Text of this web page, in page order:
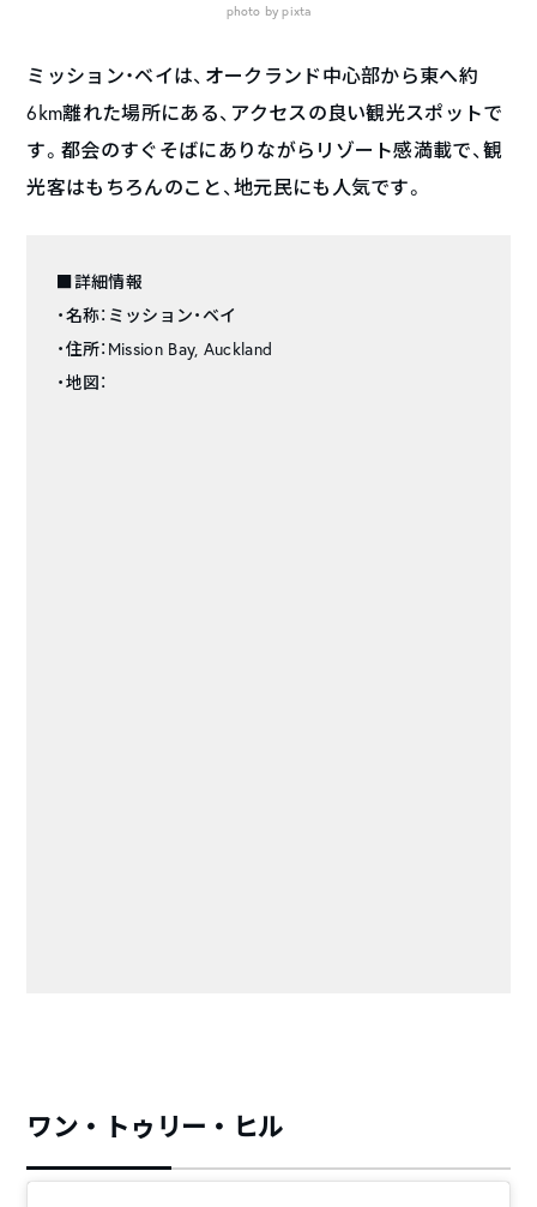
photo by pixta
ミッション・ベイは、オークランド中心部から東へ約
6km離れた場所にある、アクセスの良い観光スポットで
す。都会のすぐそばにありながらリゾート感満載で、観
光客はもちろんのこと、地元民にも人気です。
■詳細情報
・名称：ミッション・ベイ
・住所：Mission Bay, Auckland
・地図：
ワン・トゥリー・ヒル